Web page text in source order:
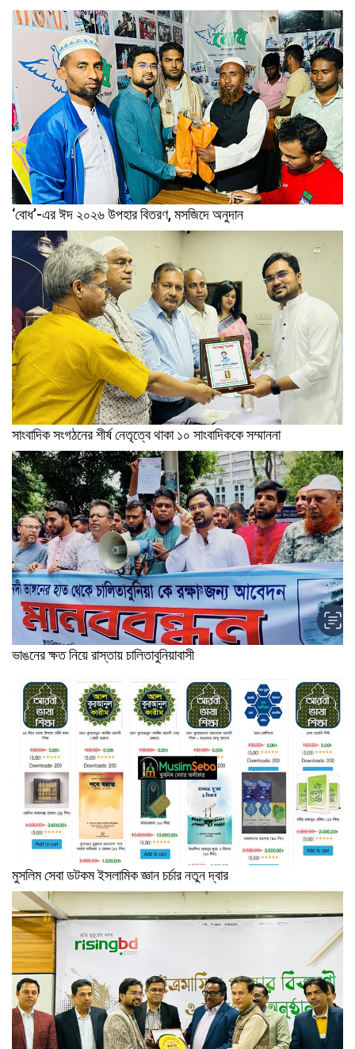
‘বোধ’-এর ঈদ ২০২৬ উপহার বিতরণ, মসজিদে অনুদান
সাংবাদিক সংগঠনের শীর্ষ নেতৃত্বে থাকা ১০ সাংবাদিককে সম্মাননা
ভাঙনের ক্ষত নিয়ে রাস্তায় চালিতাবুনিয়াবাসী
মুসলিম সেবা ডটকম ইসলামিক জ্ঞান চর্চার নতুন দ্বার